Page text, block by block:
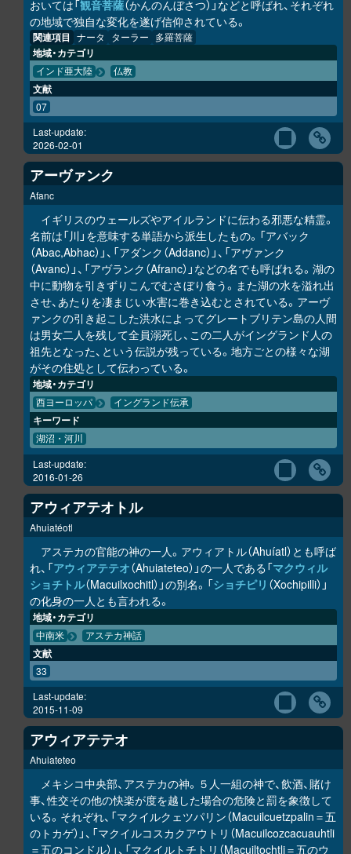
おいては「観音菩薩（かんのんぼさつ）」などと呼ばれ、それぞれ
の地域で独自な変化を遂げ信仰されている。
関連項目 ナータ ターラー 多羅菩薩
地域・カテゴリ
インド亜大陸 仏教
文献
07
Last-update:
2026-02-01
アーヴァンク
Afanc
イギリスのウェールズやアイルランドに伝わる邪悪な精霊。
名前は「川」を意味する単語から派生したもの。「アバック
（Abac,Abhac）」、「アダンク（Addanc）」、「アヴァンク
（Avanc）」、「アヴランク（Afranc）」などの名でも呼ばれる。湖の
中に動物を引きずりこんでむさぼり食う。また湖の水を溢れ出
させ、あたりを凄まじい水害に巻き込むとされている。アーヴ
ァンクの引き起こした洪水によってグレートブリテン島の人間
は男女二人を残して全員溺死し、この二人がイングランド人の
祖先となった、という伝説が残っている。地方ごとの様々な湖
がその住処として伝わっている。
地域・カテゴリ
西ヨーロッパ イングランド伝承
キーワード
湖沼・河川
Last-update:
2016-01-26
アウィアテオトル
Ahuiatéotl
アステカの官能の神の一人。アウィアトル（Ahuíatl）とも呼ば
れ、「アウィアテテオ（Ahuiateteo）」の一人である「マクウィル
ショチトル（Macuilxochitl）」の別名。「ショチピリ （Xochipilli）」
の化身の一人とも言われる。
地域・カテゴリ
中南米 アステカ神話
文献
33
Last-update:
2015-11-09
アウィアテテオ
Ahuiateteo
メキシコ中央部、アステカの神。５人一組の神で、飲酒、賭け
事、性交その他の快楽が度を越した場合の危険と罰を象徴して
いる。それぞれ、「マクイルクェツパリン（Macuilcuetzpalin＝五
のトカゲ）」、「マクイルコスカクアウトリ（Macuilcozcacuauhtli
＝五のコンドル）」、「マクイルトチトリ（Macuiltochtli＝五のウ